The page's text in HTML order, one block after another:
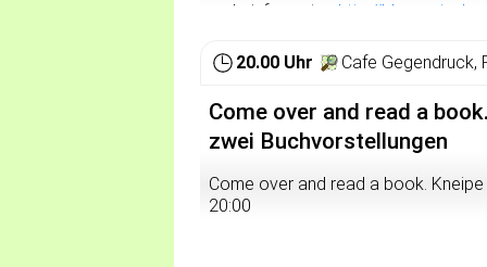
mehr infos unter: http://
20.00 Uhr Cafe Gegendruck,
Come over and read a
zwei Buchvorstellungen
Come over and read a book.
20:00